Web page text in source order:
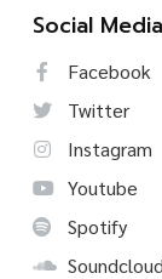
Social Media
Facebook
Twitter
Instagram
Youtube
Spotify
Soundcloud